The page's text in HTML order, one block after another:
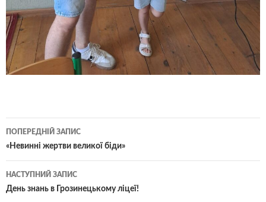
Навігація
по
записам
ПОПЕРЕДНІЙ ЗАПИС
«Невинні жертви великої біди»
НАСТУПНИЙ ЗАПИС
День знань в Грозинецькому ліцеї!